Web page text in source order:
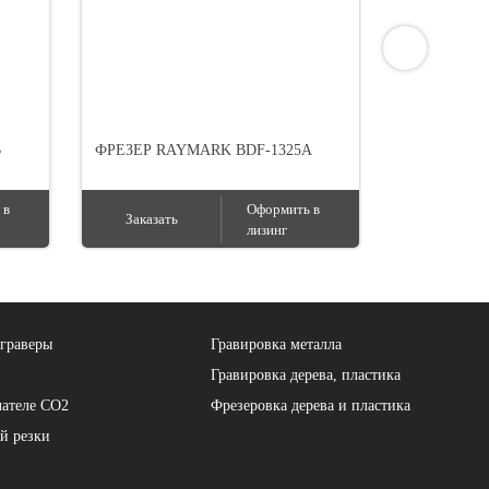
ФРЕЗЕР RAYMARK BDF-1325A
Заказать
Оформить в
лизинг
СО2
резки
Гравировка металла
Гравировка дерева, пластика
Фрезеровка дерева и пластика